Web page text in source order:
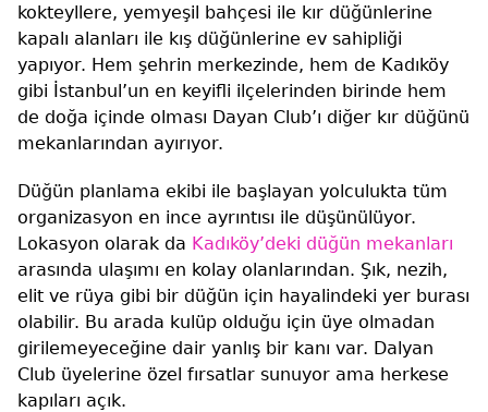
kokteyllere, yemyeşil bahçesi ile kır düğünlerine
kapalı alanları ile kış düğünlerine ev sahipliği
yapıyor. Hem şehrin merkezinde, hem de Kadıköy
gibi İstanbul’un en keyifli ilçelerinden birinde hem
de doğa içinde olması Dayan Club’ı diğer kır düğünü
mekanlarından ayırıyor.
Düğün planlama ekibi ile başlayan yolculukta tüm
organizasyon en ince ayrıntısı ile düşünülüyor.
Lokasyon olarak da Kadıköy’deki düğün mekanları
arasında ulaşımı en kolay olanlarından. Şık, nezih,
elit ve rüya gibi bir düğün için hayalindeki yer burası
olabilir. Bu arada kulüp olduğu için üye olmadan
girilemeyeceğine dair yanlış bir kanı var. Dalyan
Club üyelerine özel fırsatlar sunuyor ama herkese
kapıları açık.